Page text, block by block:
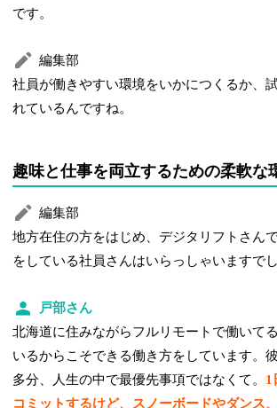
です。
編集部
社員が働きやすい環境をいかにつくるか、
れているんですね。
趣味と仕事を両立するための柔軟な
編集部
地方在住の方をはじめ、デジタリフトさん
をしている社員さんはいらっしゃいますで
戸部さん
北海道に住みながらフルリモートで働いて
いるからこそできる働き方をしています。
多分、人生の中で最優先事項ではなくて。 1
コミットするけど、スノーボードやダンス